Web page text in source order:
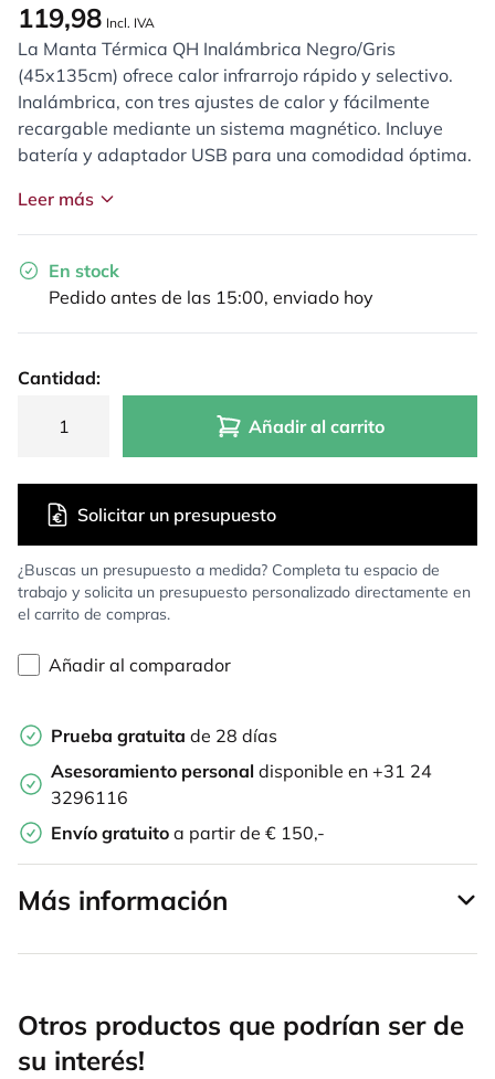
119,98 Incl. IVA
La Manta Térmica QH Inalámbrica Negro/Gris
(45x135cm) ofrece calor infrarrojo rápido y selectivo.
Inalámbrica, con tres ajustes de calor y fácilmente
recargable mediante un sistema magnético. Incluye
batería y adaptador USB para una comodidad óptima.
Leer más
En stock
Pedido antes de las 15:00, enviado hoy
Cantidad:
Añadir al carrito
¿Buscas un presupuesto a medida? Completa tu espacio de
trabajo y solicita un presupuesto personalizado directamente en
el carrito de compras.
Solicitar un presupuesto
Añadir al comparador
Prueba gratuita de 28 días
Asesoramiento personal disponible en +31 24
3296116
Envío gratuito a partir de € 150,-
Más información
Otros productos que podrían ser de
su interés!